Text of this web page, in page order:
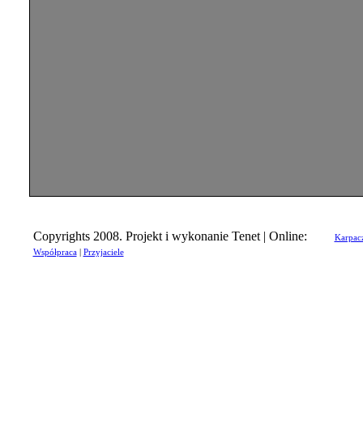
Copyrights 2008. Projekt i wykonanie Tenet | Online:
Współpraca| Przyjaciele